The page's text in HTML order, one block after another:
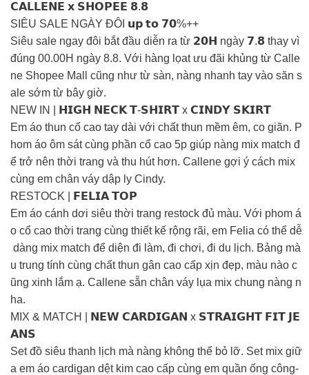
𝗖𝗔𝗟𝗟𝗘𝗡𝗘 𝘅 𝗦𝗛𝗢𝗣𝗘𝗘 𝟴.𝟴
SIÊU SALE NGÀY ĐÔI 𝘂𝗽 𝘁𝗼 𝟳𝟬%++
Siêu sale ngay đôi bắt đầu diễn ra từ 𝟮𝟬𝗛 ngày 𝟳.𝟴 thay vì
đúng 00.00H ngày 8.8. Với hàng lọat ưu đãi khủng từ Calle
ne Shopee Mall cũng như từ sàn, nàng nhanh tay vào săn s
ale sớm từ bây giờ.
NEW IN | 𝗛𝗜𝗚𝗛 𝗡𝗘𝗖𝗞 𝗧-𝗦𝗛𝗜𝗥𝗧 x 𝗖𝗜𝗡𝗗𝗬 𝗦𝗞𝗜𝗥𝗧
Em áo thun cổ cao tay dài với chất thun mềm êm, co giãn. P
hom áo ôm sát cùng phần cổ cao 5p giúp nàng mix match đ
ể trở nên thời trang và thu hút hơn. Callene gợi ý cách mix
cùng em chân váy dập ly Cindy.
RESTOCK | 𝗙𝗘𝗟𝗜𝗔 𝗧𝗢𝗣
Em áo cánh dơi siêu thời trang restock đủ màu. Với phom á
o cổ cao thời trang cùng thiết kế rộng rãi, em Felia có thể dễ
dàng mix match để diện đi làm, đi chơi, đi du lịch. Bảng mà
u trung tính cùng chất thun gân cao cấp xịn đẹp, màu nào c
ũng xinh lắm ạ. Callene sẵn chân váy lụa mix chung nàng n
ha.
MIX & MATCH | 𝗡𝗘𝗪 𝗖𝗔𝗥𝗗𝗜𝗚𝗔𝗡 x 𝗦𝗧𝗥𝗔𝗜𝗚𝗛𝗧 𝗙𝗜𝗧 𝗝𝗘
𝗔𝗡𝗦
Set đồ siêu thanh lịch mà nàng không thể bỏ lỡ. Set mix giữ
a em áo cardigan dệt kim cao cấp cùng em quần ống công-